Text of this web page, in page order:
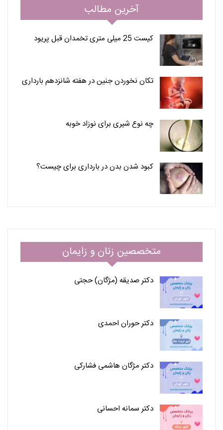
آخرین مطالب
کیست 25 میلی متری تخمدان قبل پریود
تکان نخوردن جنین در هفته شانزدهم بارداری
چه نوع شیری برای نوزاد خوبه
کبود شدن بدن در بارداری برای چیست؟
متخصصین زنان و زایمان
دکتر صدیقه (مژگان) حجتی
دکتر حوران احمدی
دکتر مژگان هاشمی فشارکی
دکتر سمانه احسانی